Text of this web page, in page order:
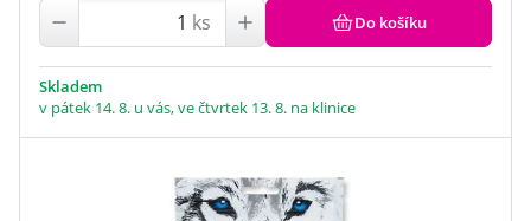
ks Do košíku
Skladem
v pátek 14. 8. u vás, ve čtvrtek 13. 8. na klinice